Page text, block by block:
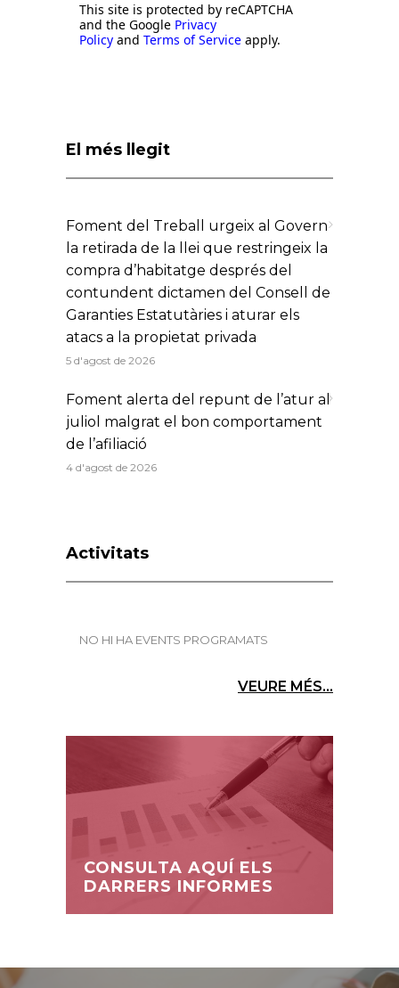
This site is protected by reCAPTCHA
and the Google Privacy
Policy and Terms of Service apply.
El més llegit
Foment del Treball urgeix al Govern
la retirada de la llei que restringeix la
compra d’habitatge després del
contundent dictamen del Consell de
Garanties Estatutàries i aturar els
atacs a la propietat privada
5 d'agost de 2026
Foment alerta del repunt de l’atur al
juliol malgrat el bon comportament
de l’afiliació
4 d'agost de 2026
Activitats
NO HI HA EVENTS PROGRAMATS
VEURE MÉS...
CONSULTA AQUÍ ELS
DARRERS INFORMES